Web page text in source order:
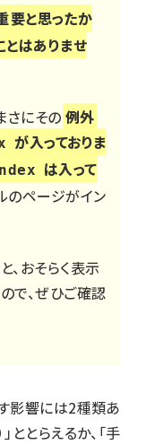
要と思ったか
とはありませ
さにその 例外
が入っておりま
は入って
のページがイン
、おそらく表示
で、ぜひご確認
影響には2種類あ
ととらえるか、「手